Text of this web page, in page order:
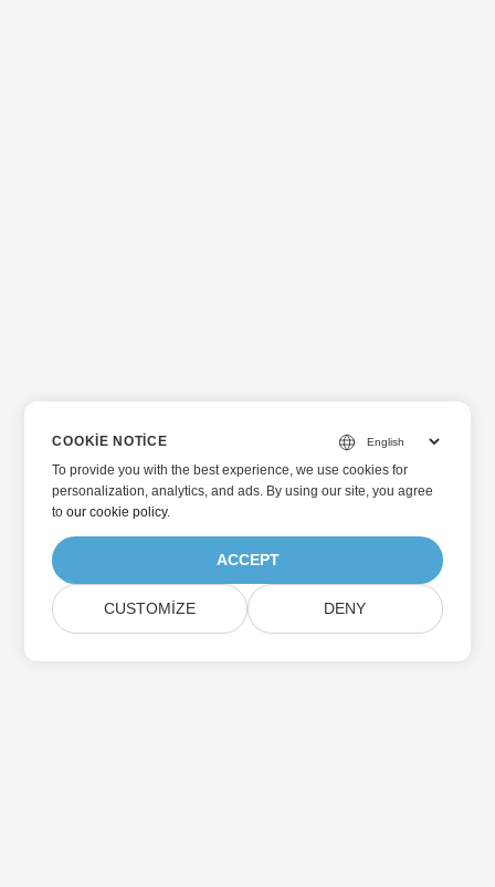
COOKIE NOTICE
To provide you with the best experience, we use cookies for
personalization, analytics, and ads. By using our site, you agree
toour cookie policy.
ACCEPT
CUSTOMIZE DENY